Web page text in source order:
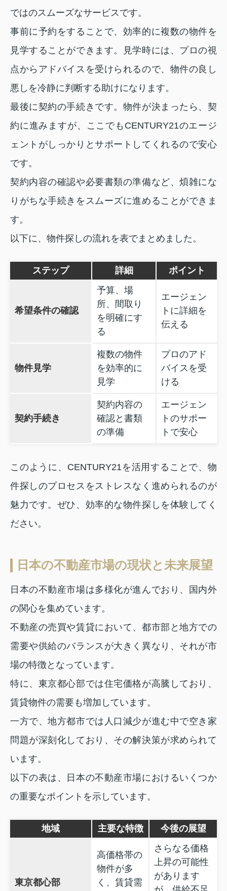
ではのスムーズなサービスです。
事前に予約をすることで、効率的に複数の物件を
見学することができます。見学時には、プロの視
点からアドバイスを受けられるので、物件の良し
悪しを冷静に判断する助けになります。
最後に契約の手続きです。物件が決まったら、契
約に進みますが、ここでもCENTURY21のエージ
ェントがしっかりとサポートしてくれるので安心
です。
契約内容の確認や必要書類の準備など、煩雑にな
りがちな手続きをスムーズに進めることができま
す。
以下に、物件探しの流れを表でまとめました。
ステップ 詳細 ポイント
希望条件の確認
予算、場
所、間取り
を明確にす
る
エージェン
トに詳細を
伝える
物件見学
複数の物件
を効率的に
見学
プロのアド
バイスを受
ける
契約手続き
契約内容の
確認と書類
の準備
エージェン
トのサポー
トで安心
このように、CENTURY21を活用することで、物
件探しのプロセスをストレスなく進められるのが
魅力です。ぜひ、効率的な物件探しを体験してく
ださい。
日本の不動産市場の現状と未来展望
日本の不動産市場は多様化が進んでおり、国内外
の関心を集めています。
不動産の売買や賃貸において、都市部と地方での
需要や供給のバランスが大きく異なり、それが市
場の特徴となっています。
特に、東京都心部では住宅価格が高騰しており、
賃貸物件の需要も増加しています。
一方で、地方都市では人口減少が進む中で空き家
問題が深刻化しており、その解決策が求められて
います。
以下の表は、日本の不動産市場におけるいくつか
の重要なポイントを示しています。
地域 主要な特徴 今後の展望
東京都心部
高価格帯の
物件が多
く、賃貸需
さらなる価格
上昇の可能性
があります